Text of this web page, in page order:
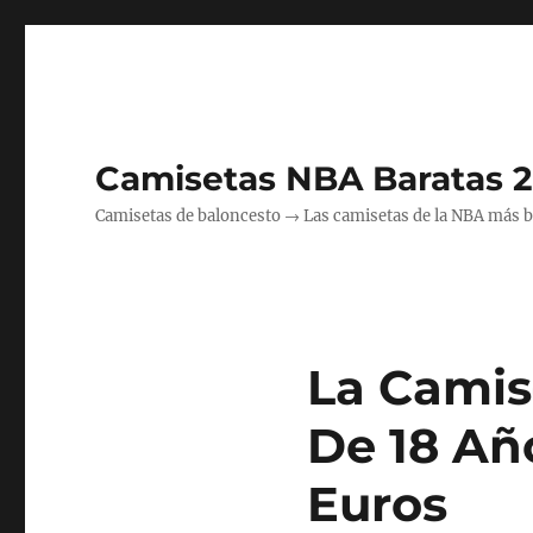
Camisetas NBA Baratas
Camisetas de baloncesto → Las camisetas de la NBA más
La
De 18
Euros